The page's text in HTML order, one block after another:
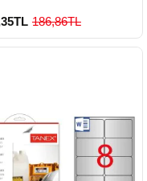
186,86TL